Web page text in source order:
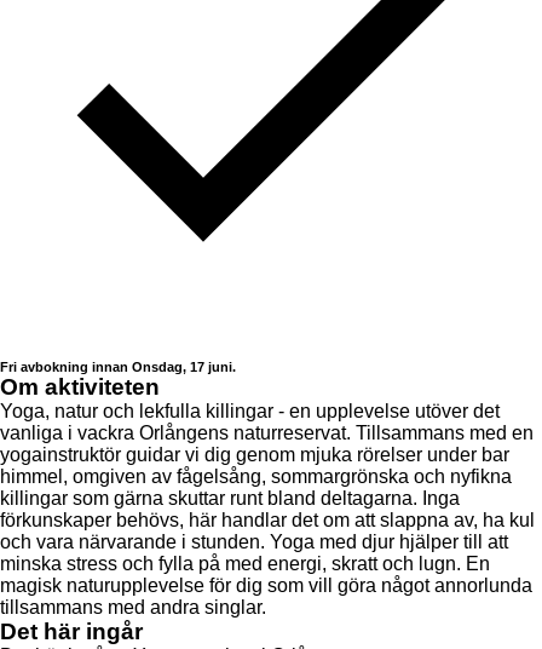
Fri avbokning innan Onsdag, 17 juni.
Om aktiviteten
Yoga, natur och lekfulla killingar - en upplevelse utöver det
vanliga i vackra Orlångens naturreservat. Tillsammans med en
yogainstruktör guidar vi dig genom mjuka rörelser under bar
himmel, omgiven av fågelsång, sommargrönska och nyfikna
killingar som gärna skuttar runt bland deltagarna. Inga
förkunskaper behövs, här handlar det om att slappna av, ha kul
och vara närvarande i stunden. Yoga med djur hjälper till att
minska stress och fylla på med energi, skratt och lugn. En
magisk naturupplevelse för dig som vill göra något annorlunda
tillsammans med andra singlar.
Det här ingår